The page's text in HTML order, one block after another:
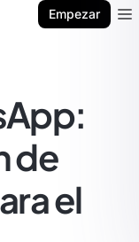
Empezar
de
el